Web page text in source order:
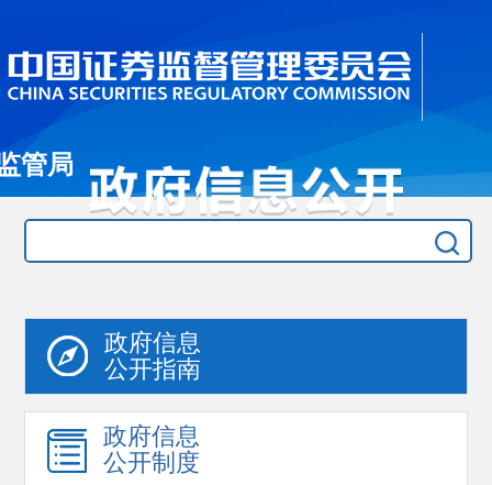
管局
政府信息
公开指南
政府信息
公开制度